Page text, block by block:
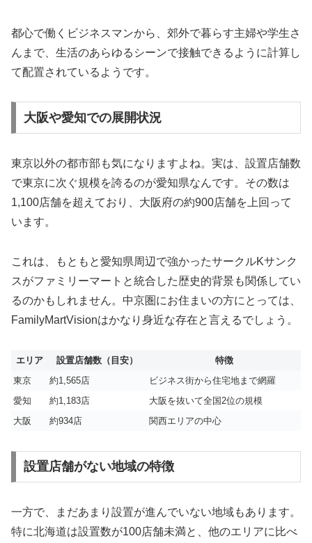
都心で働くビジネスマンから、郊外で暮らす主婦や学生さ
んまで、生活のあらゆるシーンで接触できるように計算し
て配置されているようです。
大阪や愛知での展開状況
東京以外の都市部も気になりますよね。実は、設置店舗数
で東京に次ぐ規模を誇るのが愛知県なんです。その数は
1,100店舗を超えており、大阪府の約900店舗を上回って
います。
これは、もともと愛知県周辺で強かったサークルKサンク
スがファミリーマートと統合した歴史的背景も関係してい
るのかもしれません。中京圏にお住まいの方にとっては、
FamilyMartVisionはかなり身近な存在と言えるでしょう。
エリア 設置店舗数（目安）
特徴
東京
約1,565店
ビジネス街から住宅地まで網羅
愛知
約1,183店
大阪を抜いて全国2位の規模
大阪
約934店 関西エリアの中心
設置店舗がない地域の特徴
一方で、まだあまり設置が進んでいない地域もあります。
特に北海道は設置数が100店舗未満と、他のエリアに比べ